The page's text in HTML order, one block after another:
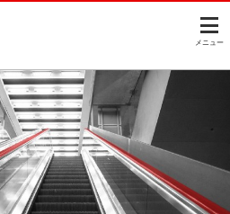
メニュー